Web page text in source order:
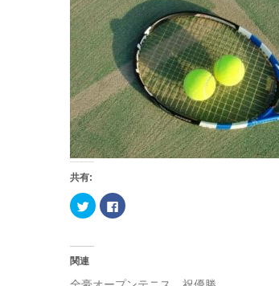
共有:
ク
リ
て
i
F
a
で
関連